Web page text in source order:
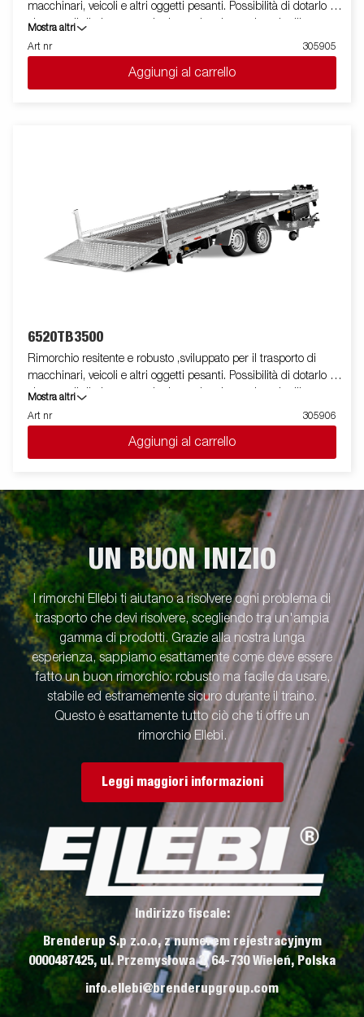
macchinari, veicoli e altri oggetti pesanti. Possibilità di dotarlo di
sistema di ribaltamento che lo rende adatto ad ogni utilizzo
mediante la combinazione di diversi accessori Le immagini
sono solo a scopo illustrativo e possono mostrare attrezzature
Mostra altri
Art nr
305905
Aggiungi al carrello
6520TB3500
Rimorchio resitente e robusto ,sviluppato per il trasporto di
macchinari, veicoli e altri oggetti pesanti. Possibilità di dotarlo di
sistema di ribaltamento che lo rende adatto ad ogni utilizzo
mediante la combinazione di diversi accessori Le immagini
sono solo a scopo illustrativo e possono mostrare attrezzature
Mostra altri
Art nr
305906
Aggiungi al carrello
UN BUON INIZIO
I rimorchi Ellebi ti aiutano a risolvere ogni problema di
trasporto che devi risolvere, scegliendo tra un'ampia
gamma di prodotti. Grazie alla nostra lunga
esperienza, sappiamo esattamente come deve essere
fatto un buon rimorchio: robusto ma facile da usare,
stabile ed estramemente sicuro durante il traino.
Questo è esattamente tutto ciò che ti offre un
rimorchio Ellebi.
Leggi maggiori informazioni
Indirizzo fiscale:
Brenderup S.p z.o.o, z numerem rejestracyjnym
0000487425, ul. Przemysłowa 3, 64-730 Wieleń, Polska
info.ellebi@brenderupgroup.com